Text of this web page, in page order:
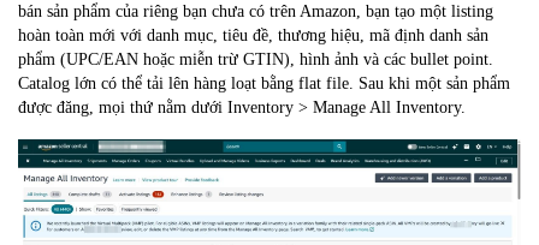
bán sản phẩm của riêng bạn chưa có trên Amazon, bạn tạo một listing
hoàn toàn mới với danh mục, tiêu đề, thương hiệu, mã định danh sản
phẩm (UPC/EAN hoặc miễn trừ GTIN), hình ảnh và các bullet point.
Catalog lớn có thể tải lên hàng loạt bằng flat file. Sau khi một sản phẩm
được đăng, mọi thứ nằm dưới Inventory > Manage All Inventory.